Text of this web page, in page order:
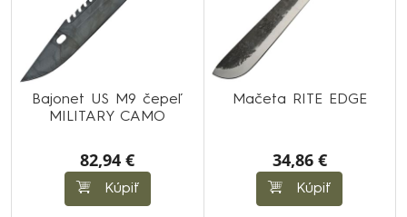
Bajonet US M9 čepeľ
MILITARY CAMO
82,94 €
Kúpiť
Mačeta RITE EDGE
34,86 €
Kúpiť